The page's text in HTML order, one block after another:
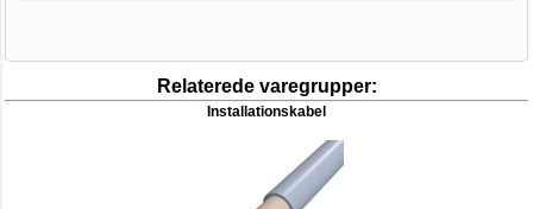
Relaterede varegrupper:
Installationskabel